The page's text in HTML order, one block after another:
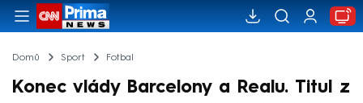
Domů Sport Fotbal
Konec vlády Barcelony a Realu. Titul z